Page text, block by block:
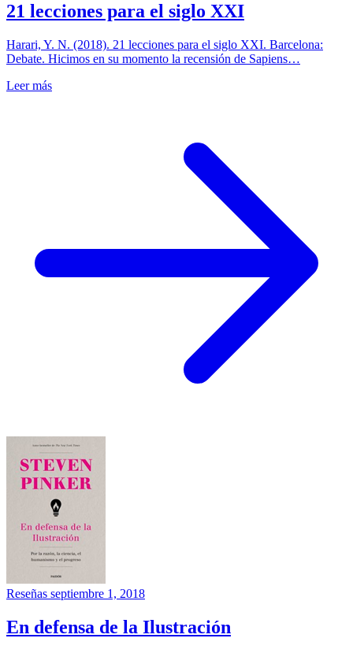
21 lecciones para el siglo XXI
Harari, Y. N. (2018). 21 lecciones para el siglo XXI. Barcelona:
Debate. Hicimos en su momento la recensión de Sapiens…
Leer más
Reseñas septiembre 1, 2018
En defensa de la Ilustración